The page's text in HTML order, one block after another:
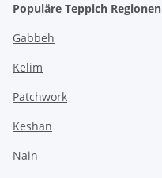
Populäre Teppich Regionen
Gabbeh
Kelim
Patchwork
Keshan
Nain